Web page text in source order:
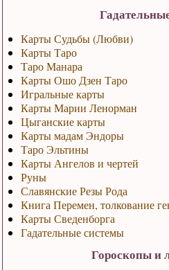
Карты Судьбы (Любви)
Карты Таро
Таро Манара
Карты Ошо Дзен Таро
Игральные карты
Карты Марии Ленорман
Цыганские карты
Карты мадам Эндоры
Таро Эльтины
Карты Ангелов и чертей
Руны
Славянские Резы Рода
Книга Перемен, толкование
Карты Сведенборга
Гадательные системы
Гороскопы и